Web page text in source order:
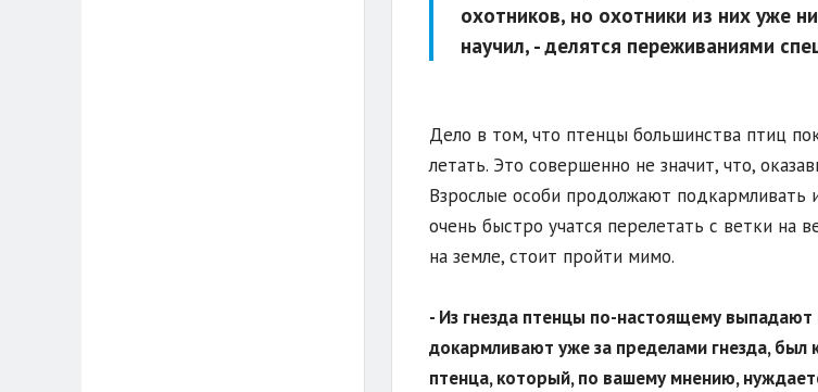
охотников, но охотники из них уже
научил,- делятся переживаниями
Дело в том, что птенцы большинства птиц
летать. Это совершенно не значит, что,
Взрослые особи продолжают подкармливать
очень быстро учатся перелетать с ветки на
на земле, стоит пройти мимо.
- Из гнезда птенцы по-настоящему выпадают
докармливают уже за пределами гнезда,
птенца, который, по вашему мнению,